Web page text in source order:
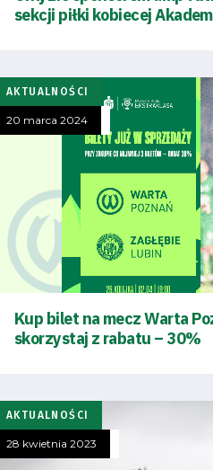
Klub
Tabela
terminarz
Bilety
Kontakt
zespół
Amp
sekcji piłki kobiecej
AKTUALNOŚCI
20 marca 2024
Kup bilet na mecz Warta
skorzystaj z rabatu – 30%
AKTUALNOŚCI
28 kwietnia 2023